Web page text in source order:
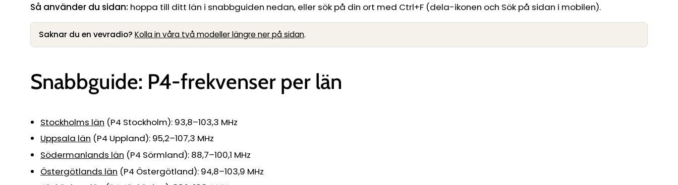
Så använder du sidan: hoppa till ditt län i snabbguiden nedan, eller sök på din ort med Ctrl+F (dela-ikonen och Sök på sidan i mobilen).
Saknar du en vevradio? Kolla in våra två modeller längre ner på sidan.
Snabbguide: P4-frekvenser per län
Stockholms län (P4 Stockholm): 93,8–103,3 MHz
Uppsala län (P4 Uppland): 95,2–107,3 MHz
Södermanlands län (P4 Sörmland): 88,7–100,1 MHz
Östergötlands län (P4 Östergötland): 94,8–103,9 MHz